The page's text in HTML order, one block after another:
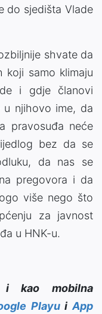
do sjedišta Vlade
shvate da
koji samo klimaju
i gdje članovi
u njihovo ime, da
pravosuđa neće
bez da se
da nas se
pregovora i da
više nego što
za javnost
u HNK-u.
i kao mobilna
PlayuiApp